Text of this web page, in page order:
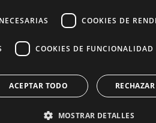
trabajo.
COOKIES DE
COOKIES DE FUNCIONALIDAD
ACEPTAR TODO
MOSTRAR DETALLES